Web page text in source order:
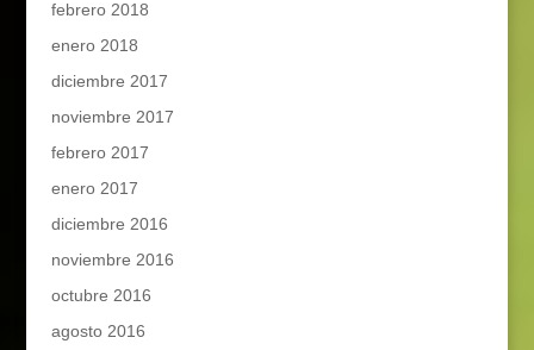
febrero 2018
enero 2018
diciembre 2017
noviembre 2017
febrero 2017
enero 2017
diciembre 2016
noviembre 2016
octubre 2016
agosto 2016